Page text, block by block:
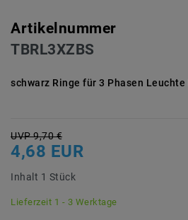
Artikelnummer
TBRL3XZBS
schwarz Ringe für 3 Phasen Leuchte
UVP 9,70 €
4,68 EUR
Inhalt 1 Stück
Lieferzeit 1 - 3 Werktage